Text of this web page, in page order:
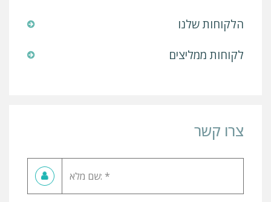
הלקוחות שלנו
לקוחות ממליצים
צרו קשר